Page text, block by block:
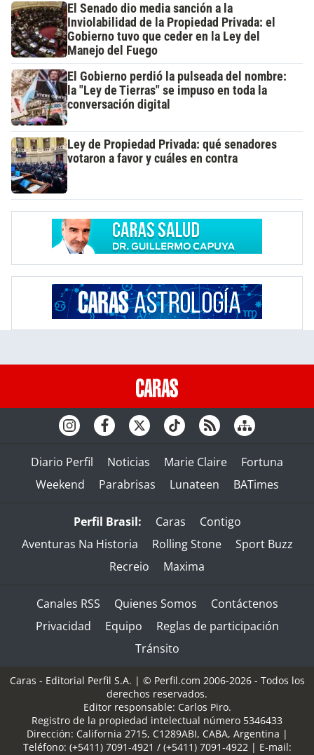
El Senado dio media sanción a la
Inviolabilidad de la Propiedad Privada: el
Gobierno tuvo que ceder en la Ley del
Manejo del Fuego
El Gobierno perdió la pulseada del nombre:
la "Ley de Tierras" se impuso en toda la
conversación digital
Ley de Propiedad Privada: qué senadores
votaron a favor y cuáles en contra
Diario Perfil Noticias Marie Claire
Fortuna
Weekend
Parabrisas Lunateen BATimes
Perfil Brasil: Caras
Contigo
Aventuras Na Historia
Rolling Stone
Sport Buzz
Recreio
Maxima
Canales RSS Quienes Somos
Contáctenos
Privacidad
Equipo
Reglas de participación
Tránsito
Caras - Editorial Perfil S.A. | © Perfil.com 2006-2026 - Todos los
derechos reservados.
Editor responsable: Carlos Piro.
Registro de la propiedad intelectual número 5346433
Dirección: California 2715, C1289ABI, CABA, Argentina |
Teléfono: (+5411) 7091-4921 / (+5411) 7091-4922| E-mail: